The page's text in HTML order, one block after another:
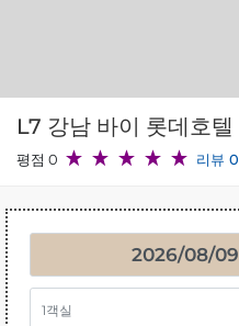
L7 강남 바이 롯데호텔
평점 0 리뷰 0
1객실